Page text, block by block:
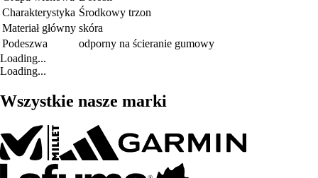
Charakterystyka Środkowy trzon
Materiał główny skóra
Podeszwa
odporny na ścieranie gumowy
Loading...
Loading...
Wszystkie nasze marki